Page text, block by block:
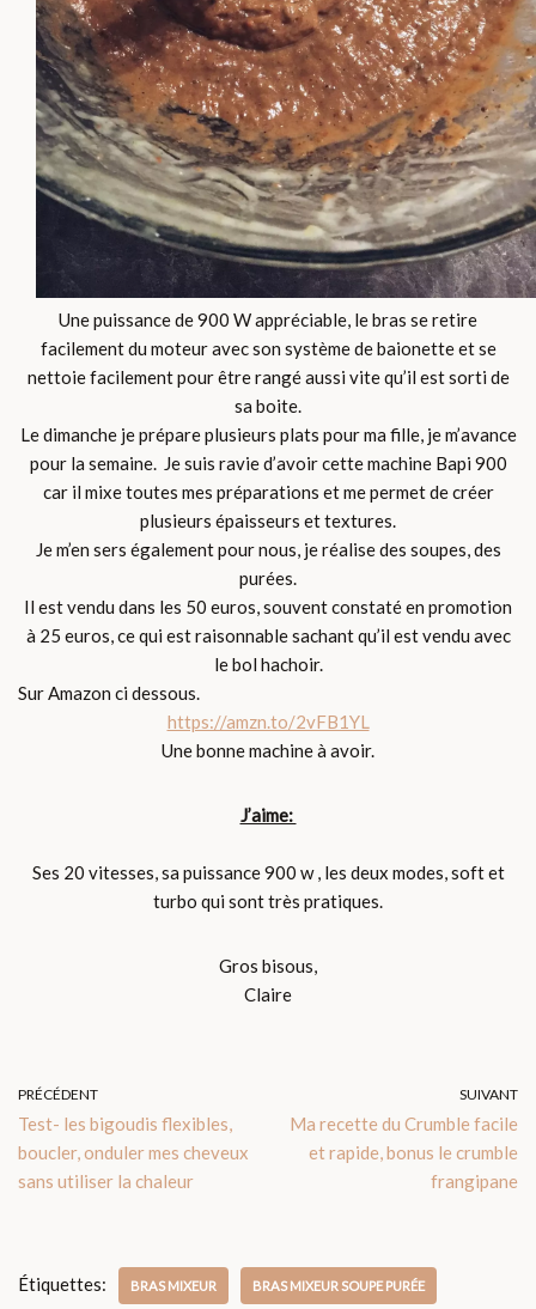
Une puissance de 900 W appréciable, le bras se retire
facilement du moteur avec son système de baionette et se
nettoie facilement pour être rangé aussi vite qu’il est sorti de
sa boite.
Le dimanche je prépare plusieurs plats pour ma fille, je m’avance
pour la semaine. Je suis ravie d’avoir cette machine Bapi 900
car il mixe toutes mes préparations et me permet de créer
plusieurs épaisseurs et textures.
Je m’en sers également pour nous, je réalise des soupes, des
purées.
Il est vendu dans les 50 euros, souvent constaté en promotion
à 25 euros, ce qui est raisonnable sachant qu’il est vendu avec
le bol hachoir.
Sur Amazon ci dessous.
https://amzn.to/2vFB1YL
Une bonne machine à avoir.
J’aime:
Ses 20 vitesses, sa puissance 900 w , les deux modes, soft et
turbo qui sont très pratiques.
Gros bisous,
Claire
PRÉCÉDENT
Test- les bigoudis flexibles,
boucler, onduler mes cheveux
sans utiliser la chaleur
SUIVANT
Ma recette du Crumble facile
et rapide, bonus le crumble
frangipane
Étiquettes: BRAS MIXEUR BRAS MIXEUR SOUPE PURÉE